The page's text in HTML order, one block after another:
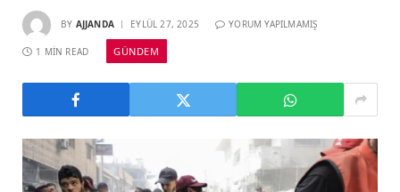
BY AJJANDA EYLÜL 27, 2025 YORUM YAPILMAMIŞ
1 MIN READ GÜNDEM